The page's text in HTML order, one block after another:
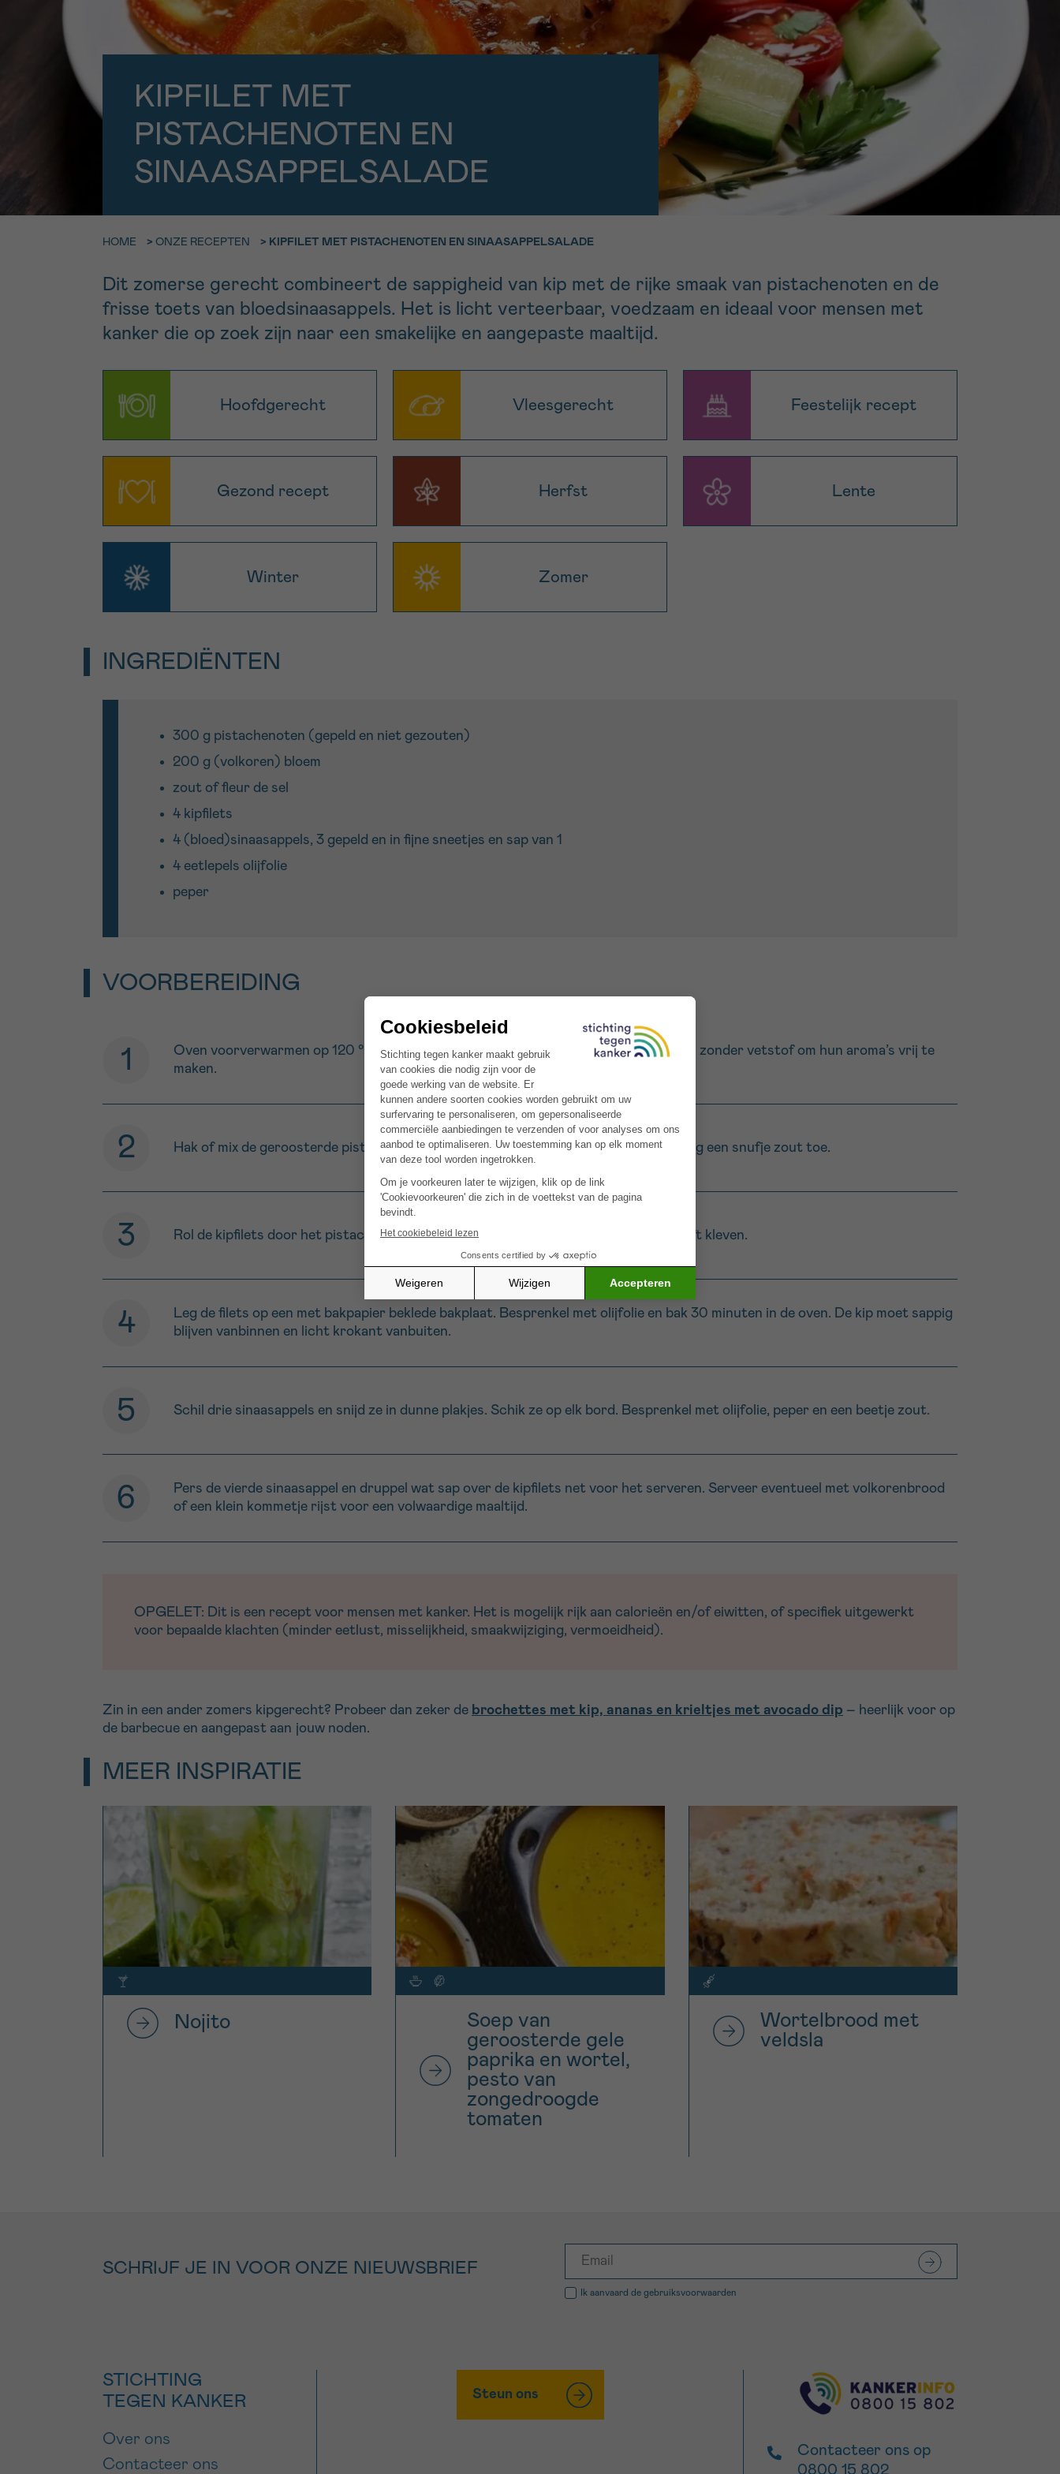
KIPFILET MET
PISTACHENOTEN EN
SINAASAPPELSALADE
HOME > ONZE RECEPTEN > KIPFILET MET PISTACHENOTEN EN SINAASAPPELSALADE
Dit zomerse gerecht combineert de sappigheid van kip met de rijke smaak van pistachenoten en de
frisse toets van bloedsinaasappels. Het is licht verteerbaar, voedzaam en ideaal voor mensen met
kanker die op zoek zijn naar een smakelijke en aangepaste maaltijd.
Hoofdgerecht Vleesgerecht Feestelijk recept
Gezond recept Herfst Lente
Winter Zomer
INGREDIËNTEN
300 g pistachenoten (gepeld en niet gezouten)
200 g (volkoren) bloem
zout of fleur de sel
4 kipfilets
4 (bloed)sinaasappels, 3 gepeld en in fijne sneetjes en sap van 1
4 eetlepels olijfolie
peper
VOORBEREIDING
Oven voorverwarmen op 120 °C. Rooster de pistachenoten kort in een antikleefpan zonder vetstof om hun aroma’s vrij te
maken.
Hak of mix de geroosterde pistachenoten fijn. Meng ze met het volkorenmeel en voeg een snufje zout toe.
Rol de kipfilets door het pistache-meelmengsel en druk goed aan zodat de korst blijft kleven.
Leg de filets op een met bakpapier beklede bakplaat. Besprenkel met olijfolie en bak 30 minuten in de oven. De kip moet sappig
blijven vanbinnen en licht krokant vanbuiten.
Schil drie sinaasappels en snijd ze in dunne plakjes. Schik ze op elk bord. Besprenkel met olijfolie, peper en een beetje zout.
Pers de vierde sinaasappel en druppel wat sap over de kipfilets net voor het serveren. Serveer eventueel met volkorenbrood
of een klein kommetje rijst voor een volwaardige maaltijd.
OPGELET: Dit is een recept voor mensen met kanker. Het is mogelijk rijk aan calorieën en/of eiwitten, of specifiek uitgewerkt
voor bepaalde klachten (minder eetlust, misselijkheid, smaakwijziging, vermoeidheid).
Zin in een ander zomers kipgerecht? Probeer dan zeker de brochettes met kip, ananas en krieltjes met avocado dip – heerlijk voor op
de barbecue en aangepast aan jouw noden.
MEER INSPIRATIE
Nojito
Soep van
geroosterde gele
paprika en wortel,
pesto van
zongedroogde
tomaten
Wortelbrood met
veldsla
SCHRIJF JE IN VOOR ONZE NIEUWSBRIEF
Ik aanvaard de gebruiksvoorwaarden
Bel ons op 0800 15 802
ma-vrij 9u tot 18u
contactformulier
Ik wil graag opgebeld
worden
Meer weten over
Kankerinfo
MIJN VRAAG
Ik aanvaard degebruiksvoorwaarden
*VERPLICHT VELD
9h-11h 11h-13h 13h-16h 16h-18h
STICHTING
TEGEN KANKER
Over ons
Contacteer ons
Steun ons
Contacteer ons op
0800 15 802